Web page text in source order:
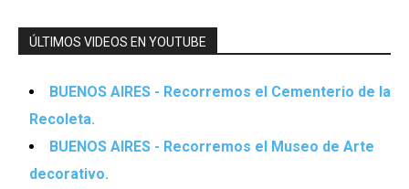
ÚLTIMOS VIDEOS EN YOUTUBE
BUENOS AIRES - Recorremos el Cementerio de la
Recoleta.
BUENOS AIRES - Recorremos el Museo de Arte
decorativo.